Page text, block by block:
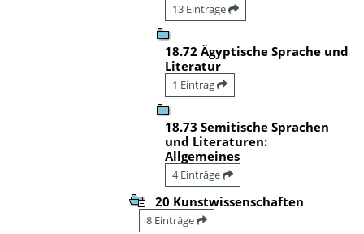
13 Einträge
18.72 Ägyptische Sprache und
Literatur
1 Eintrag
18.73 Semitische Sprachen
und Literaturen:
Allgemeines
4 Einträge
20 Kunstwissenschaften
8 Einträge